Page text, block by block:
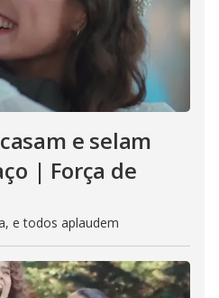
e selam
| Força de
e todos aplaudem